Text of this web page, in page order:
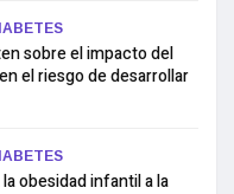
sobre el impacto del
el riesgo de desarrollar
obesidad infantil a la